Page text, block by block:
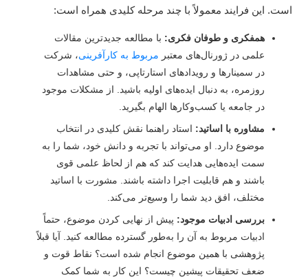
این فرایند معمولاً با چند مرحله کلیدی همراه است:
همفکری و طوفان فکری:با مطالعه جدیدترین مقالات
علمی در ژورنال‌های معتبرمربوط به کارآفرینی، شرکت
در سمینارها و رویدادهای استارتاپی، و حتی مشاهدات
روزمره، به دنبال ایده‌های اولیه باشید. از مشکلات موجود
در جامعه یا کسب‌وکارها الهام بگیرید.
مشاوره با اساتید:استاد راهنما نقش کلیدی در انتخاب
موضوع دارد. او می‌تواند با تجربه و دانش خود، شما را به
سمت ایده‌هایی هدایت کند که هم از لحاظ علمی قوی
باشند و هم قابلیت اجرا داشته باشند. مشورت با اساتید
مختلف، افق دید شما را وسیع‌تر می‌کند.
بررسی ادبیات موجود:پیش از نهایی کردن موضوع، حتماً
ادبیات مربوط به آن را به‌طور گسترده مطالعه کنید. آیا قبلاً
پژوهشی با همین موضوع انجام شده است؟ نقاط قوت و
ضعف تحقیقات پیشین چیست؟ این کار به شما کمک